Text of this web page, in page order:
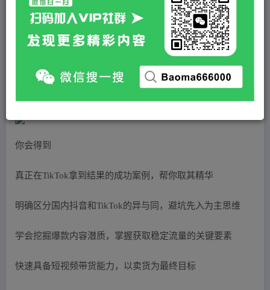
5 积分
黄金会员 免费 超级会员(永久VIP) 免费
站长QQ：1970819299
你会得到
真正在TikTok拿到结果的成功案例，帮你取其精华
明确区分国内抖音和TikTok的异与同，避坑先入为主思维
学会挖掘爆款内容潜质，掌握获取稳定流量的关键要素
快速具备短视频带货能力，以卖货为最终目标